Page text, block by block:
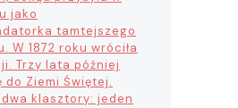
jako
tamtejszego
W 1872 roku wróciła
Trzy lata później
do Ziemi Świętej.
dwa klasztory: jeden